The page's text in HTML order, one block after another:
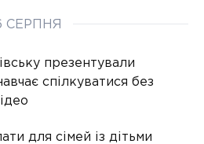
СЕРПНЯ
презентували
спілкуватися без
для сімей із дітьми